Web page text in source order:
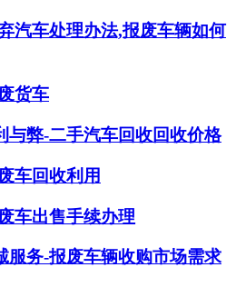
汽车处理办法,报废车辆如何
货车
与弊-二手汽车回收回收价格
车回收利用
车出售手续办理
服务-报废车辆收购市场需求